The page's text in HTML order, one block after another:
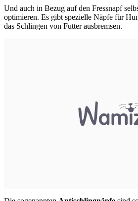
Und auch in Bezug auf den Fressnapf
optimieren. Es gibt spezielle Näpfe für
das Schlingen von Futter ausbremsen.